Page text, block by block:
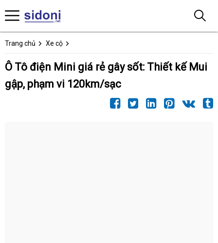
Trang chủ Xe cộ
Ô Tô điện Mini giá rẻ gây sốt: Thiết kế Mui
gập, phạm vi 120km/sạc